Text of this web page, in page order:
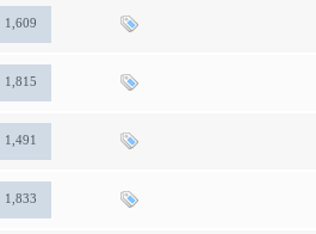
1,609
1,815
1,491
1,833